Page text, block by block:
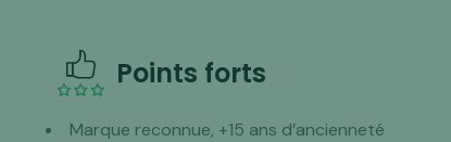
Points forts
Marque reconnue, +15 ans d’ancienneté